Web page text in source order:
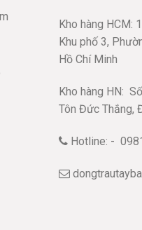
Kho hàng HCM:
Khu phố 3,
Hồ Chí Minh
Kho hàng HN:
Tôn Đức Thắng,
Hotline: -